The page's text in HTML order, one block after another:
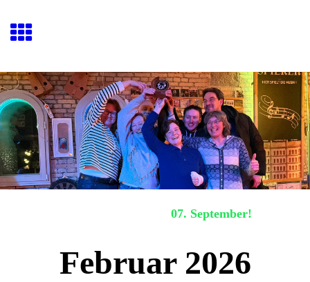
07. September!
Februar 2026